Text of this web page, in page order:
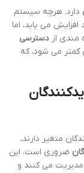
دارد. هرچه سیستم
می یابد، اما
مندی از دسترسی
کمتر می شود، که
متغیر دارند،
ضروری است. این
می کنند و